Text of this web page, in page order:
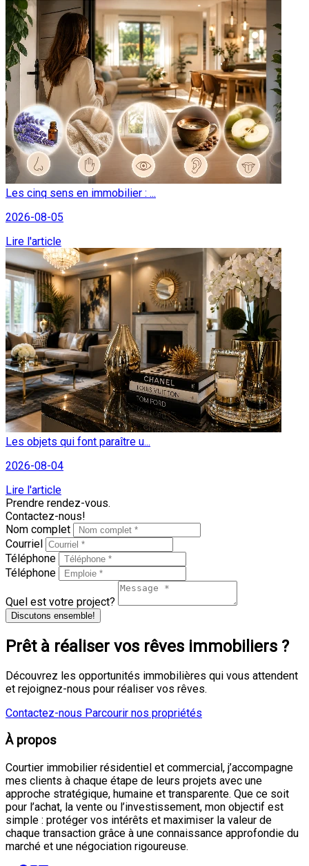
Les cinq sens en immobilier : ...
2026-08-05
Lire l'article
Les objets qui font paraître u...
2026-08-04
Lire l'article
Prendre rendez-vous.
Contactez-nous!
Nom complet
Courriel
Téléphone
Téléphone
Quel est votre project?
Discutons ensemble!
Prêt à réaliser vos rêves immobiliers ?
Découvrez les opportunités immobilières qui vous attendent
et rejoignez-nous pour réaliser vos rêves.
Contactez-nous Parcourir nos propriétés
À propos
Courtier immobilier résidentiel et commercial, j’accompagne
mes clients à chaque étape de leurs projets avec une
approche stratégique, humaine et transparente. Que ce soit
pour l’achat, la vente ou l’investissement, mon objectif est
simple : protéger vos intérêts et maximiser la valeur de
chaque transaction grâce à une connaissance approfondie du
marché et une négociation rigoureuse.